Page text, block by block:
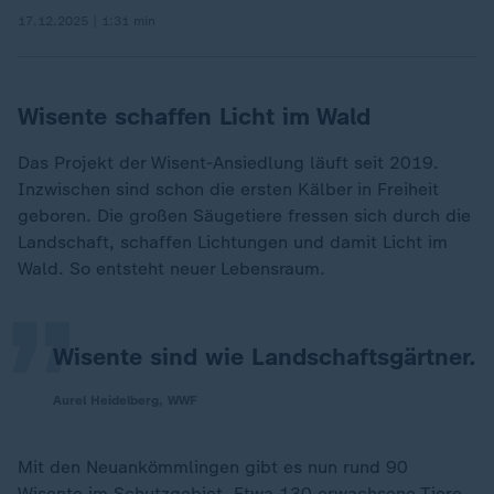
Wisente schaffen Licht im Wald
Das Projekt der Wisent-Ansiedlung läuft seit 2019.
Inzwischen sind schon die ersten Kälber in Freiheit
geboren. Die großen Säugetiere fressen sich durch die
Landschaft, schaffen Lichtungen und damit Licht im
Wald. So entsteht neuer Lebensraum.
Wisente sind wie Landschaftsgärtner.
„
Mit den Neuankömmlingen gibt es nun rund 90